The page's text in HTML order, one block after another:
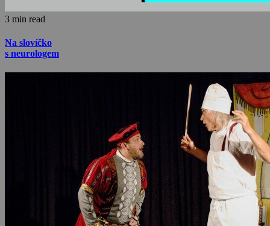
3 min read
Na slovíčko
s neurologem